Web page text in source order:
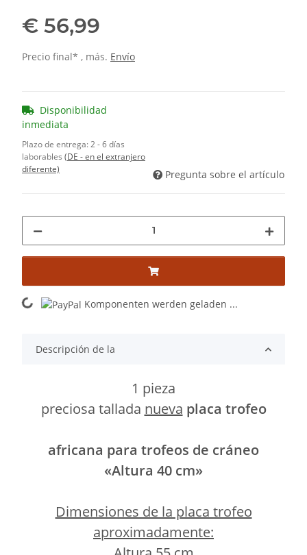
€ 56,99
Precio final* , más. Envío
Disponibilidad
inmediata
Plazo de entrega:2 - 6 días
laborables (DE - en el extranjero
diferente)
Pregunta sobre el artículo
Loading... Komponenten werden geladen ...
Descripción de la
1 pieza
preciosa tallada nueva placa trofeo
africana para trofeos de cráneo
«Altura 40 cm»
Dimensiones de la placa trofeo
aproximadamente: